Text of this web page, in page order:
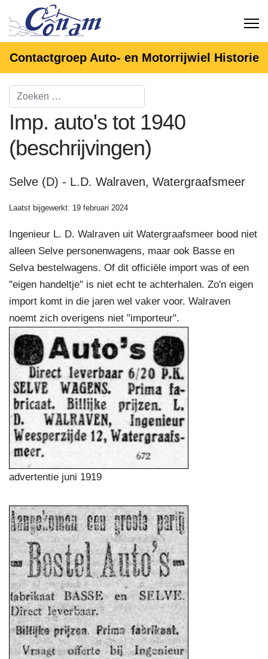
Contactgroep Auto- en Motorrijwiel Historie
Imp. auto's tot 1940
(beschrijvingen)
Selve (D) - L.D. Walraven, Watergraafsmeer
Laatst bijgewerkt: 19 februari 2024
Ingenieur L. D. Walraven uit Watergraafsmeer bood niet
alleen Selve personenwagens, maar ook Basse en
Selva bestelwagens. Of dit officiële import was of een
"eigen handeltje" is niet echt te achterhalen. Zo'n eigen
import komt in die jaren wel vaker voor. Walraven
noemt zich overigens niet "importeur".
advertentie juni 1919